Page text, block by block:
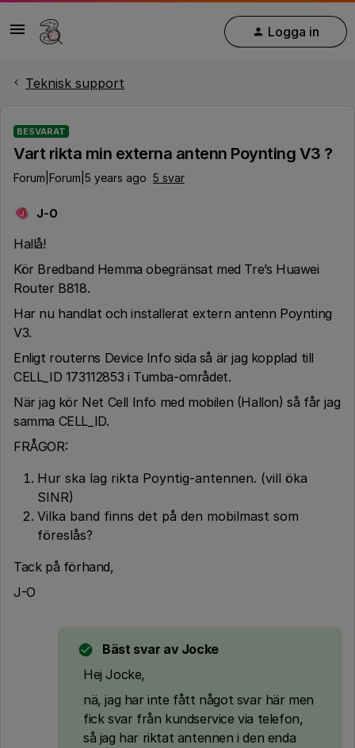
Logga in
Teknisk support
BESVARAT
Vart rikta min externa antenn Poynting V3 ?
Forum|Forum|5 years ago 5 svar
J J-O
Hallå!
Kör Bredband Hemma obegränsat med Tre’s Huawei
Router B818.
Har nu handlat och installerat extern antenn Poynting
V3.
Enligt routerns Device Info sida så är jag kopplad till
CELL_ID 173112853 i Tumba-området.
När jag kör Net Cell Info med mobilen (Hallon) så får jag
samma CELL_ID.
FRÅGOR:
Hur ska lag rikta Poyntig-antennen. (vill öka
SINR)
Vilka band finns det på den mobilmast som
föreslås?
Tack på förhand,
J-O
Bäst svar av Jocke
Hej Jocke,
nä, jag har inte fått något svar här men
fick svar från kundservice via telefon,
så jag har riktat antennen i den enda